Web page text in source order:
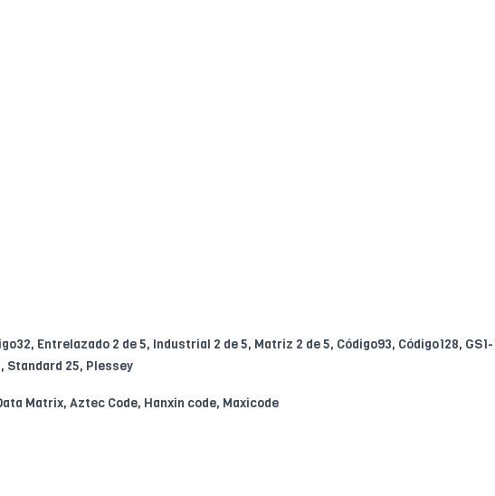
Entrelazado 2 de 5, Industrial 2 de 5, Matriz 2 de 5, Código93, Código128, GS1-
Standard 25, Plessey
Matrix, Aztec Code, Hanxin code, Maxicode